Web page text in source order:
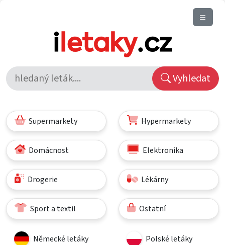
Vyhledat
Supermarkety Hypermarkety
Domácnost Elektronika
Drogerie Lékárny
Sport a textil Ostatní
Německé letáky Polské letáky